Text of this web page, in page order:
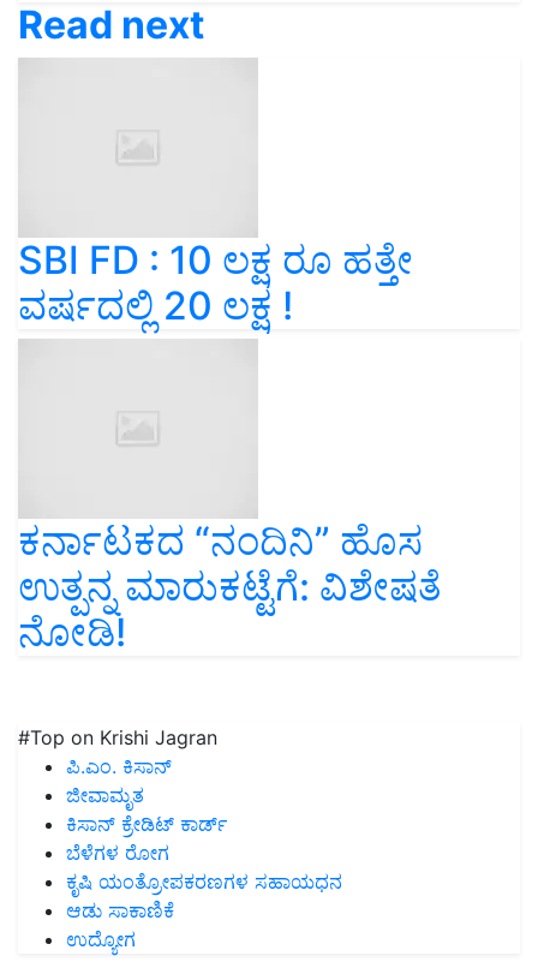
Read next
SBI FD : 10 ಲಕ್ಷ ರೂ ಹತ್ತೇ
ವರ್ಷದಲ್ಲಿ 20 ಲಕ್ಷ !
ಕರ್ನಾಟಕದ “ನಂದಿನಿ” ಹೊಸ
ಉತ್ಪನ್ನ ಮಾರುಕಟ್ಟೆಗೆ: ವಿಶೇಷತೆ
ನೋಡಿ!
#Top on Krishi Jagran
ಪಿ.ಎಂ. ಕಿಸಾನ್
ಜೀವಾಮೃತ
ಕಿಸಾನ್ ಕ್ರೇಡಿಟ್ ಕಾರ್ಡ್
ಬೆಳೆಗಳ ರೋಗ
ಕೃಷಿ ಯಂತ್ರೋಪಕರಣಗಳ ಸಹಾಯಧನ
ಆಡು ಸಾಕಾಣಿಕೆ
ಉದ್ಯೋಗ